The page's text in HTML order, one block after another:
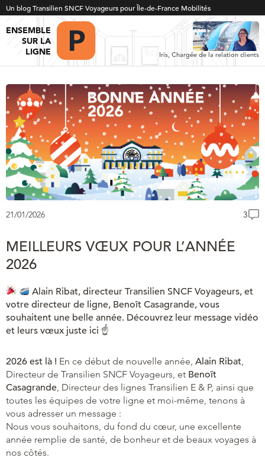
Un blog Transilien SNCF Voyageurs pour Île-de-France Mobilités
ENSEMBLE
SUR LA
LIGNE
Iris, Chargée de la relation clients
21/01/2026 3
MEILLEURS VŒUX POUR L’ANNÉE
2026
Alain Ribat, directeur Transilien SNCF Voyageurs, et
votre directeur de ligne, Benoît Casagrande, vous
souhaitent une belle année. Découvrez leur message vidéo
et leurs vœux juste ici ☝
2026 est là ! En ce début de nouvelle année, Alain Ribat
Directeur de Transilien SNCF Voyageurs, et Benoît
Casagrande , Directeur des lignes Transilien E & P, ainsi que
toutes les équipes de votre ligne et moi-même, tenons à
vous adresser un message :
Nous vous souhaitons, du fond du cœur, une excellente
année remplie de santé, de bonheur et de beaux voyages à
nos côtés.